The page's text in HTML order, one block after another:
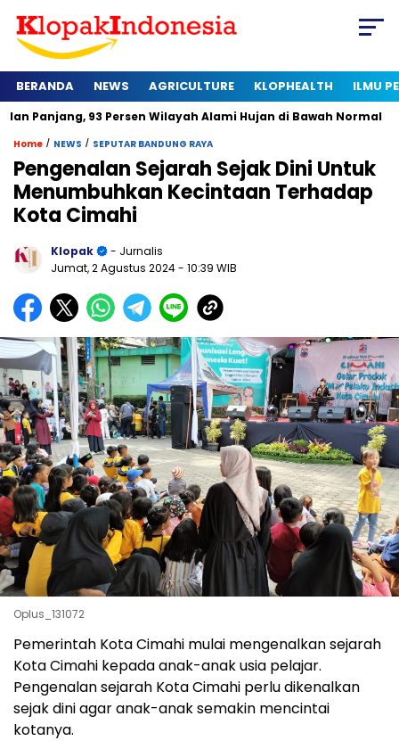
BERANDA NEWS AGRICULTURE KLOPHEALTH ILMU
93 Persen Wilayah Alami Hujan di Bawah Normal Kapan
Home / NEWS / SEPUTAR BANDUNG RAYA
Pengenalan Sejarah Sejak Dini Untuk
Menumbuhkan Kecintaan Terhadap
Kota Cimahi
Klopak
- Jurnalis
Jumat, 2 Agustus 2024- 10:39 WIB
Oplus_131072
Pemerintah Kota Cimahi mulai mengenalkan sejarah
Kota Cimahi kepada anak-anak usia pelajar.
Pengenalan sejarah Kota Cimahi perlu dikenalkan
sejak dini agar anak-anak semakin mencintai
kotanya.